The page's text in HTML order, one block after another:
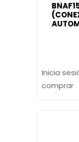
Inicia
comprar